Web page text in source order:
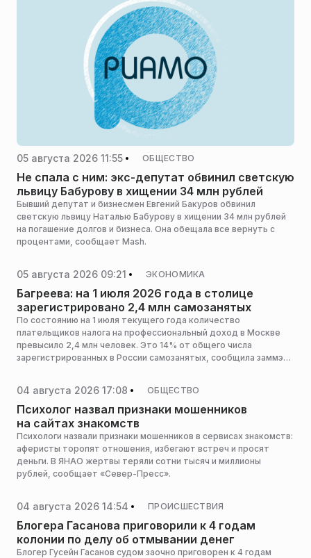
05 августа 2026 11:55 ОБЩЕСТВО
Не спала с ним: экс-депутат обвинил светскую
львицу Бабурову в хищении 34 млн рублей
Бывший депутат и бизнесмен Евгений Бакуров обвинил
светскую львицу Наталью Бабурову в хищении 34 млн рублей
на погашение долгов и бизнеса. Она обещала все вернуть с
процентами, сообщает Mash.
05 августа 2026 09:21 ЭКОНОМИКА
Багреева: на 1 июля 2026 года в столице
зарегистрировано 2,4 млн самозанятых
По состоянию на 1 июля текущего года количество
плательщиков налога на профессиональный доход в Москве
превысило 2,4 млн человек. Это 14% от общего числа
зарегистрированных в России самозанятых, сообщила заммэра
04 августа 2026 17:08 ОБЩЕСТВО
Психолог назвал признаки мошенников
на сайтах знакомств
Психологи назвали признаки мошенников в сервисах знакомств:
аферисты торопят отношения, избегают встреч и просят
деньги. В ЯНАО жертвы теряли сотни тысяч и миллионы
рублей, сообщает «Север-Пресс».
04 августа 2026 14:54 ПРОИСШЕСТВИЯ
Блогера Гасанова приговорили к 4 годам
колонии по делу об отмывании денег
Блогер Гусейн Гасанов судом заочно приговорен к 4 годам